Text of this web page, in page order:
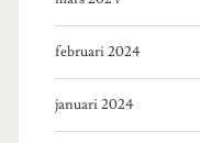
februari 2024
januari 2024